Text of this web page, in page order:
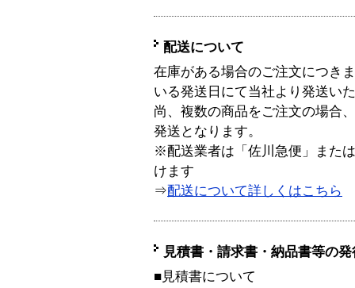
配送について
在庫がある場合のご注文につき
いる発送日にて当社より発送い
尚、複数の商品をご注文の場合
発送となります。
※配送業者は「佐川急便」また
けます
⇒配送について詳しくはこちら
見積書・請求書・納品書等の
■見積書について